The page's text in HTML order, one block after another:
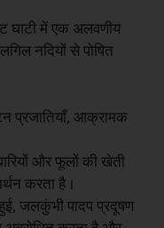
घाटी में एक अलवणीय
नदियों से पोषित
प्रजातियाँ, आक्रामक
और फूलों की खेती
करता है।
जलकुंभी पादप प्रदूषण